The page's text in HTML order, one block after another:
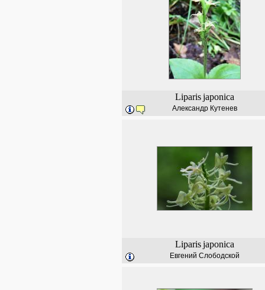
Liparisjaponica
Александр Кутенев
Liparisjaponica
Евгений Слободской